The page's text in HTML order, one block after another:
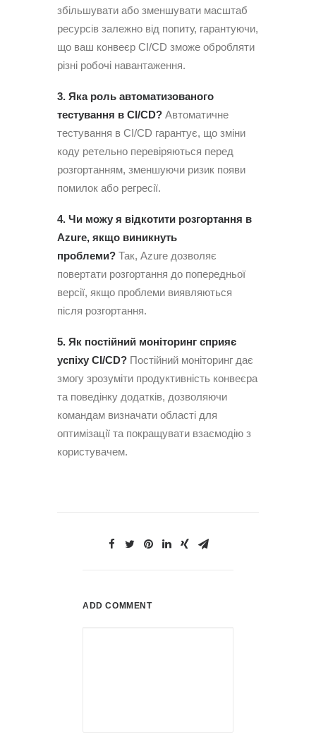
збільшувати або зменшувати масштаб
ресурсів залежно від попиту, гарантуючи,
що ваш конвеєр CI/CD зможе обробляти
різні робочі навантаження.
3. Яка роль автоматизованого
тестування в CI/CD? Автоматичне
тестування в CI/CD гарантує, що зміни
коду ретельно перевіряються перед
розгортанням, зменшуючи ризик появи
помилок або регресії.
4. Чи можу я відкотити розгортання в
Azure, якщо виникнуть
проблеми? Так, Azure дозволяє
повертати розгортання до попередньої
версії, якщо проблеми виявляються
після розгортання.
5. Як постійний моніторинг сприяє
успіху CI/CD? Постійний моніторинг дає
змогу зрозуміти продуктивність конвеєра
та поведінку додатків, дозволяючи
командам визначати області для
оптимізації та покращувати взаємодію з
користувачем.
ADD COMMENT